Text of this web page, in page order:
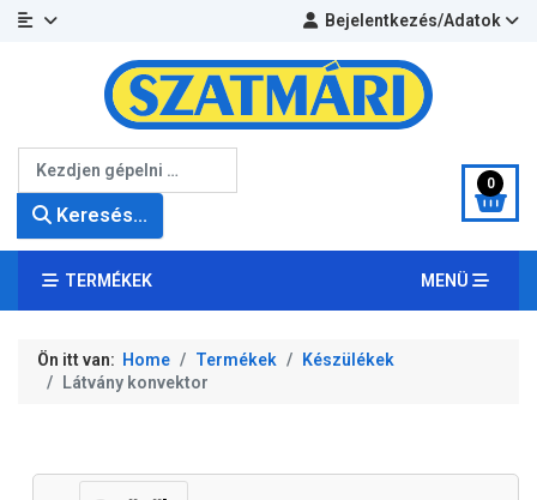
Bejelentkezés/Adatok
Keresés...
0
TERMÉKEK MENÜ
Ön itt van: Home Termékek
Készülékek
Látvány konvektor